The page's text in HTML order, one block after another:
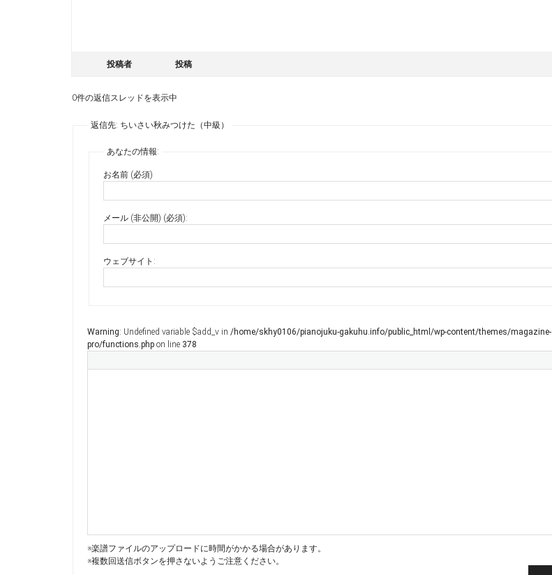
投稿者 投稿
0件の返信スレッドを表示中
返信先: ちいさい秋みつけた（中級）
あなたの情報:
お名前 (必須)
メール (非公開) (必須):
ウェブサイト:
Warning : Undefined variable $add_v in /home/skhy0106/pianojuku-gakuhu.info/public_html/wp-content/themes/magazine-
pro/functions.php on line 378
※楽譜ファイルのアップロードに時間がかかる場合があります。
※複数回送信ボタンを押さないようご注意ください。